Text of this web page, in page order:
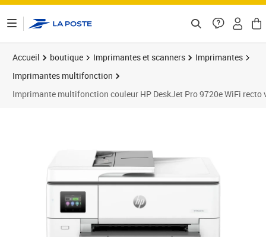
Accueil boutique Imprimantes et scanners
Imprimantes
Imprimantes multifonction
Imprimante multifonction couleur HP DeskJet Pro 9720e WiFi recto